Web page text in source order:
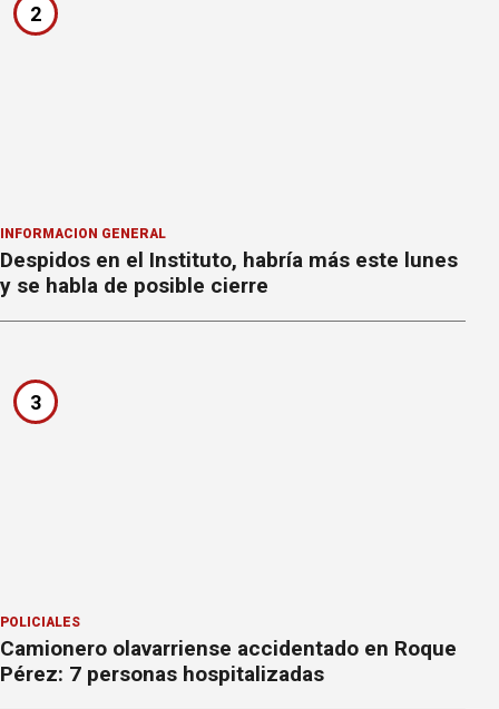
2
INFORMACION GENERAL
Despidos en el Instituto, habría más este lunes
y se habla de posible cierre
3
POLICIALES
Camionero olavarriense accidentado en Roque
Pérez: 7 personas hospitalizadas